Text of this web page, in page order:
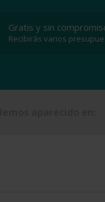
Gratis y sin
Recibirás varios